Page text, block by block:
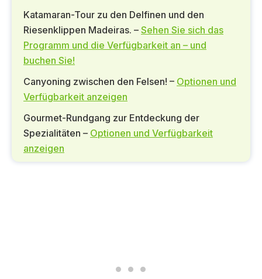
Katamaran-Tour zu den Delfinen und den
Riesenklippen Madeiras. – Sehen Sie sich das
Programm und die Verfügbarkeit an – und
buchen Sie!
Canyoning zwischen den Felsen! – Optionen und
Verfügbarkeit anzeigen
Gourmet-Rundgang zur Entdeckung der
Spezialitäten – Optionen und Verfügbarkeit
anzeigen